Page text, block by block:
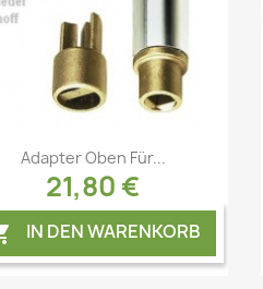
Vorschau
Adapter Oben Für...
21,80 €
IN DEN WARENKORB